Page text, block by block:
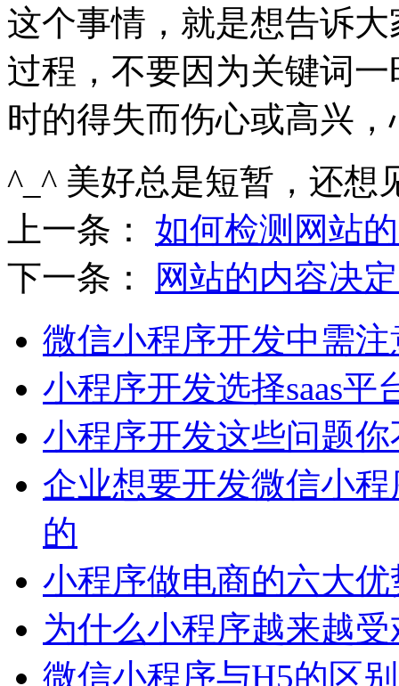
这个事情，就是想告诉
过程，不要因为关键词
时的得失而伤心或高兴
^_^ 美好总是短暂，还想
上一条： 如何检测网站
下一条：
网站的内容决
微信小程序开发中需
小程序开发选择saas平
小程序开发这些问题
企业想要开发微信小
的
小程序做电商的六大
为什么小程序越来越
微信小程序与H5的区别